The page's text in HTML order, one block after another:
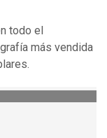
todo el
más vendida